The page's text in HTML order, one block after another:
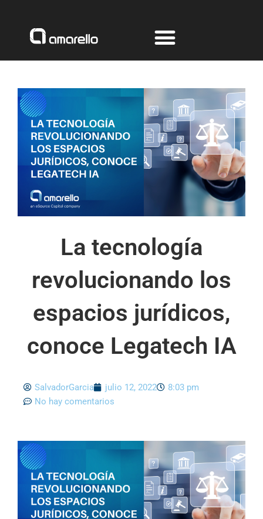
contenido
La tecnología
revolucionando los
espacios jurídicos,
conoce Legatech IA
SalvadorGarcia julio 12, 2022
8:03 pm
No hay comentarios